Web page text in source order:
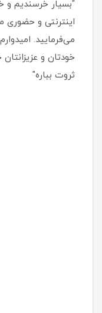
"بسیار خرسندیم و
اینترنتی و حضوری
می‌فرمایید.
خودتان و
ثروت بباره"